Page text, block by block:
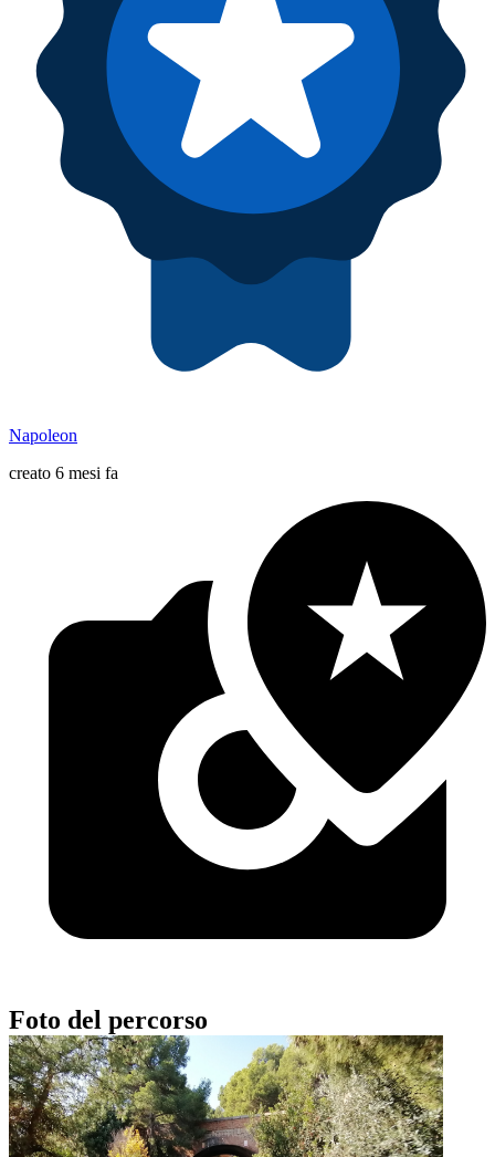
Napoleon
creato 6 mesi fa
Foto del percorso